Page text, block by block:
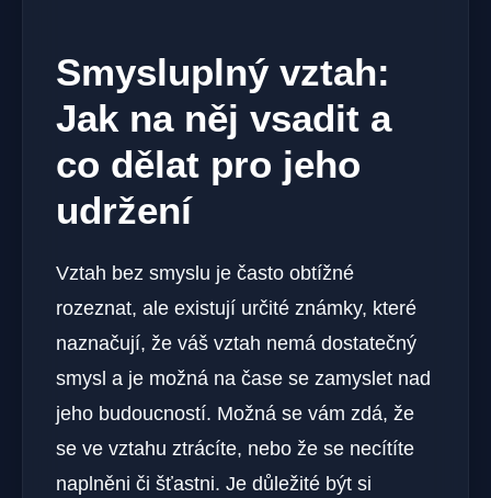
Smysluplný vztah:
Jak na něj vsadit a
co dělat pro jeho
udržení
Vztah bez smyslu je často obtížné
rozeznat, ale existují určité známky, které
naznačují, že váš vztah nemá dostatečný
smysl a je možná na čase se zamyslet nad
jeho budoucností. Možná se vám zdá, že
se ve vztahu ztrácíte, nebo že se necítíte
naplněni či šťastni. Je důležité být si